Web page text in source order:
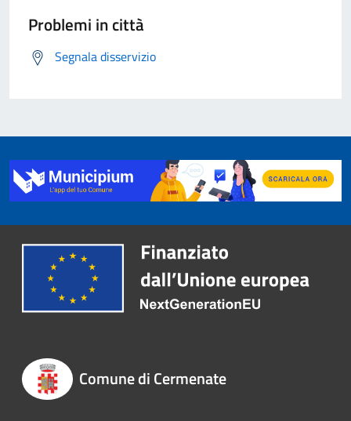
Problemi in città
Segnala disservizio
Comune di Cermenate